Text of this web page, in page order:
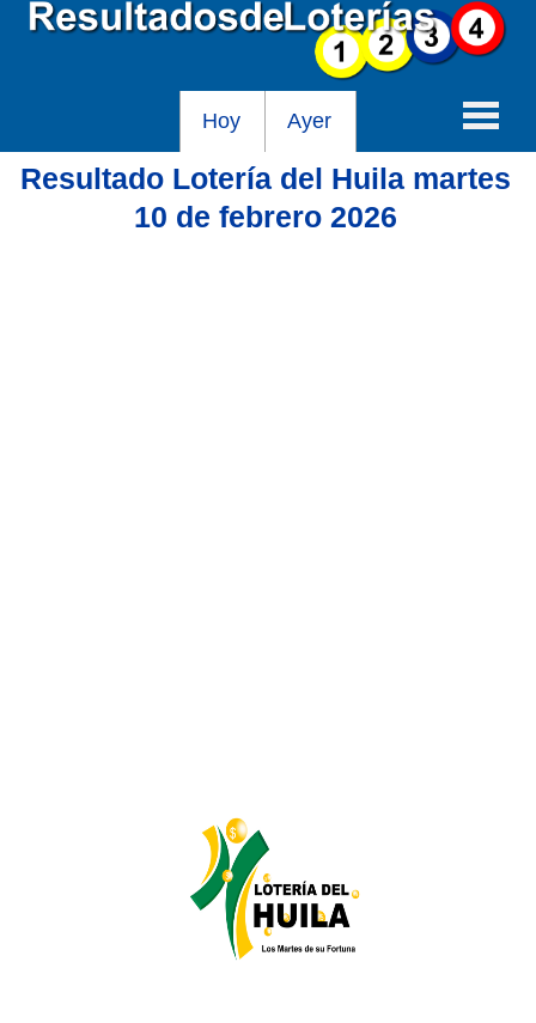
Hoy Ayer
Baloto
Lotería de Bogotá
Lotería de Risaralda
Resultado Lotería del Huila martes
10 de febrero 2026